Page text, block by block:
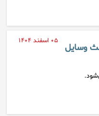
۰۵ اسفند ۱۴۰۴
ثالث وسایل